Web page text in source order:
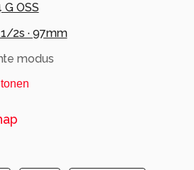
OSS
2s · 97mm
modus